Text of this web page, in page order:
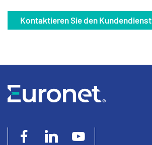
Kontaktieren Sie den Kundendienst